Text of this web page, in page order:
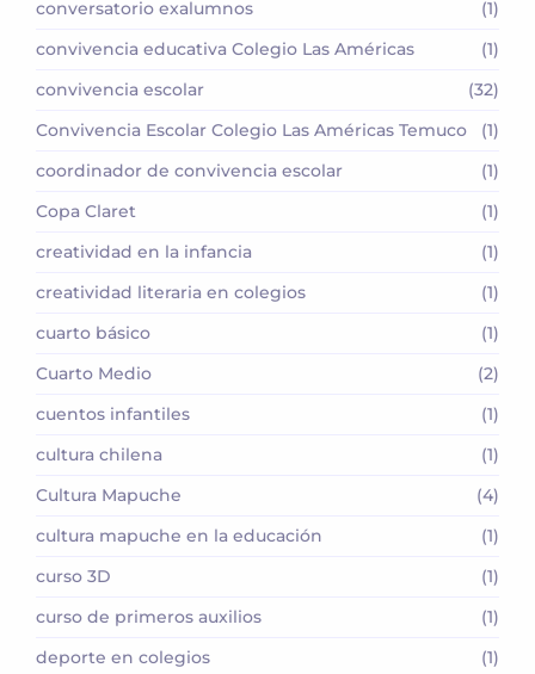
conversatorio exalumnos
(1)
convivencia educativa Colegio Las Américas
(1)
convivencia escolar
(32)
Convivencia Escolar Colegio Las Américas Temuco
(1)
coordinador de convivencia escolar
(1)
Copa Claret
(1)
creatividad en la infancia
(1)
creatividad literaria en colegios
(1)
cuarto básico
(1)
Cuarto Medio
(2)
cuentos infantiles
(1)
cultura chilena
(1)
Cultura Mapuche
(4)
cultura mapuche en la educación
(1)
curso 3D
(1)
curso de primeros auxilios
(1)
deporte en colegios
(1)